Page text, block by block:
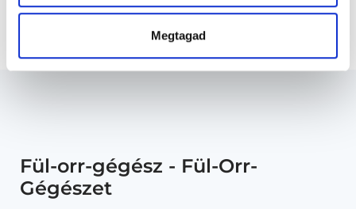
Megtagad
Fülzúgás és szédülés - egyensúlyvizsgálat - teljes körű
Fül-orr-gégész - Fül-Orr-
Gégészet